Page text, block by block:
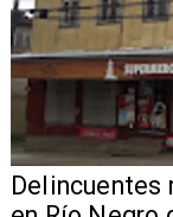
Delincuentes